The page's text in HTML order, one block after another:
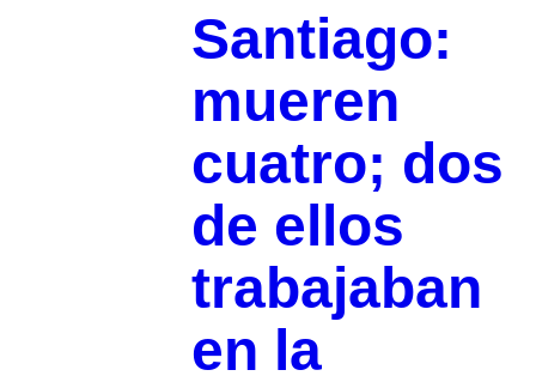
Santiago:
mueren
cuatro; dos
de ellos
trabajaban
en la